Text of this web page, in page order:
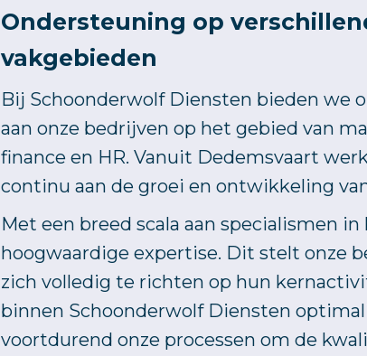
Ondersteuning op
vakgebieden
Bij Schoonderwolf Diensten bieden we
aan onze bedrijven op het gebied van
finance en HR. Vanuit Dedemsvaart
continu aan de groei en ontwikkeling
Met een breed scala aan specialismen
hoogwaardige expertise. Dit stelt onze
zich volledig te richten op hun
binnen Schoonderwolf Diensten
voortdurend onze processen om de